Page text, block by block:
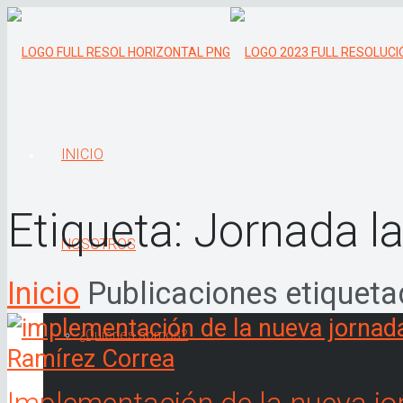
INICIO
NOSOTROS
¿Quiénes somos?
Etiqueta: Jornada
Inicio Publicaciones